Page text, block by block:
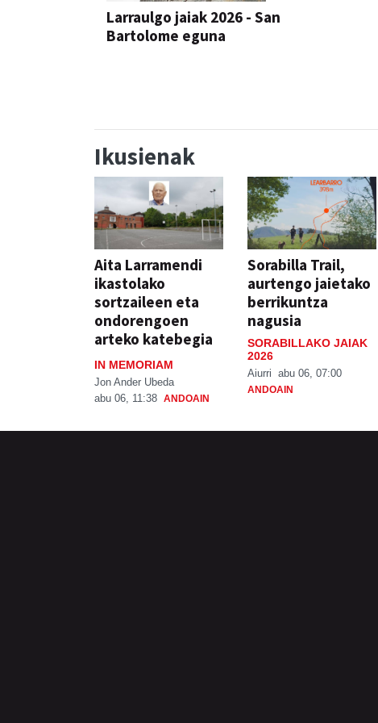
Larraulgo jaiak 2026 - San
Bartolome eguna
Ikusienak
Aita Larramendi
ikastolako
sortzaileen eta
ondorengoen
arteko katebegia
IN MEMORIAM
Jon Ander Ubeda
abu 06, 11:38 ANDOAIN
Sorabilla Trail,
aurtengo jaietako
berrikuntza
nagusia
SORABILLAKO JAIAK
2026
Aiurri abu 06, 07:00
ANDOAIN